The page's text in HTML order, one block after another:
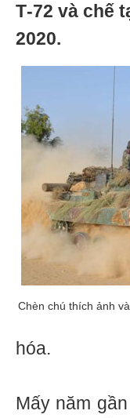
Т-72 và chế
2020.
Chèn chú thích ảnh
hóa.
Mấy năm